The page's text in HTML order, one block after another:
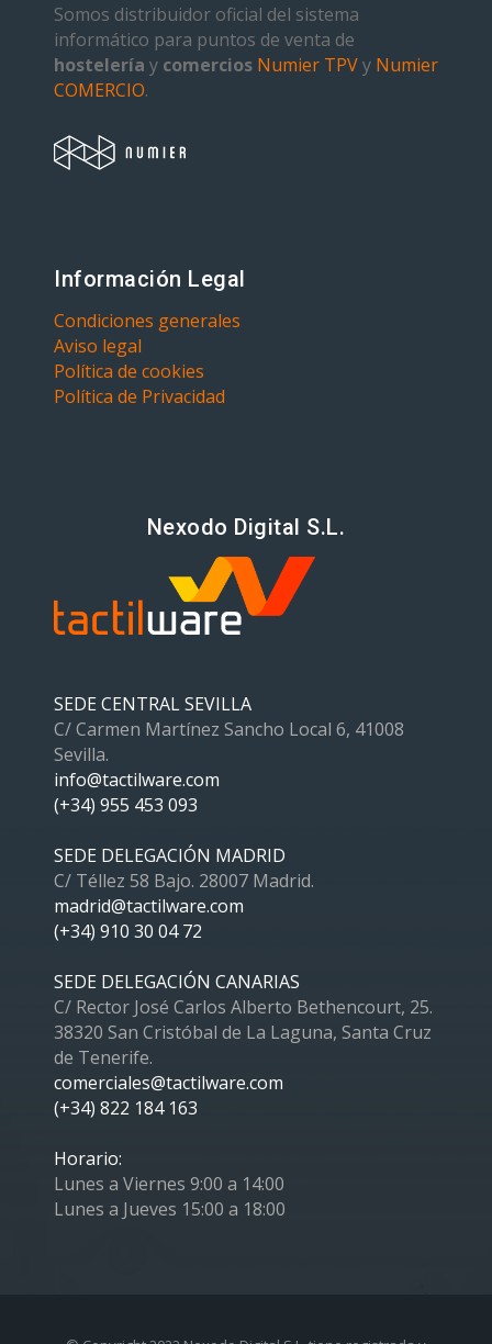
Somos distribuidor oficial del sistema
informático para puntos de venta de
hostelería y comercios Numier TPVy Numier
COMERCIO.
Información Legal
Condiciones generales
Aviso legal
Política de cookies
Política de Privacidad
Nexodo Digital S.L.
SEDE CENTRAL SEVILLA
C/ Carmen Martínez Sancho Local 6, 41008
Sevilla.
info@tactilware.com
(+34) 955 453 093
SEDE DELEGACIÓN MADRID
C/ Téllez 58 Bajo. 28007 Madrid.
madrid@tactilware.com
(+34) 910 30 04 72
SEDE DELEGACIÓN CANARIAS
C/ Rector José Carlos Alberto Bethencourt, 25.
38320 San Cristóbal de La Laguna, Santa Cruz
de Tenerife.
comerciales@tactilware.com
(+34) 822 184 163
Horario:
Lunes a Viernes 9:00 a 14:00
Lunes a Jueves 15:00 a 18:00